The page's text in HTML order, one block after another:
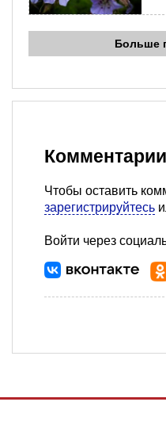
Больше
Чтобы оставить
зарегистрируйтесь
Войти через